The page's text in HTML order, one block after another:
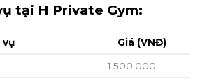
tại H Private Gym:
vụ Giá (VNĐ)
1.500.000